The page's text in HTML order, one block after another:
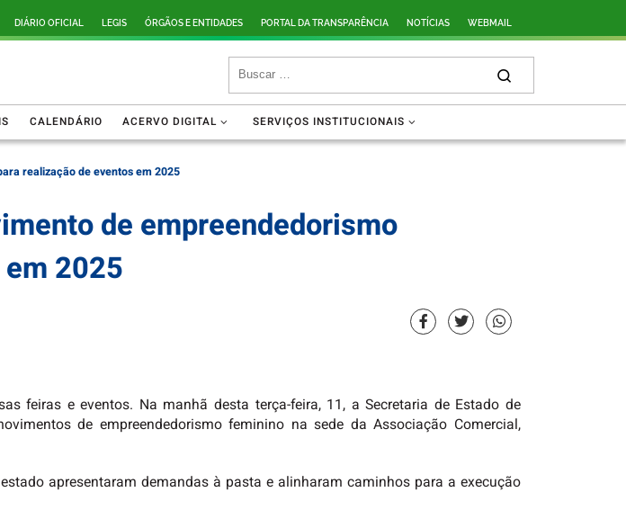
DIÁRIO OFICIAL LEGIS ÓRGÃOS E ENTIDADES PORTAL DA TRANSPARÊNCIA NOTÍCIAS WEBMAIL
CALENDÁRIO ACERVO DIGITAL SERVIÇOS INSTITUCIONAIS
realização de eventos em 2025
de empreendedorismo
2025
feiras e eventos. Na manhã desta terça-feira, 11, a Secretaria de Estado de
de empreendedorismo feminino na sede da Associação Comercial,
apresentaram demandas à pasta e alinharam caminhos para a execução